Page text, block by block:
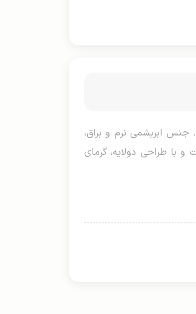
خانوادگی. جنس ابریشمی نرم و براق،
با طراحی دولایه، گرمای